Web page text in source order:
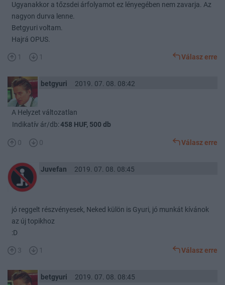
Ugyanakkor a tőzsdei árfolyamot ez lényegében nem zavarja. Az
nagyon durva lenne.
Betgyuri voltam.
Hajrá OPUS.
1 1 Válasz erre
betgyuri 2019. 07. 08. 08:42
A Helyzet változatlan
Indikatív ár/db:458 HUF, 500 db
0 0 Válasz erre
Juvefan 2019. 07. 08. 08:45
jó reggelt részvényesek, Neked külön is Gyuri, jó munkát kívánok
az új topikhoz
:D
3 1 Válasz erre
betgyuri 2019. 07. 08. 08:45